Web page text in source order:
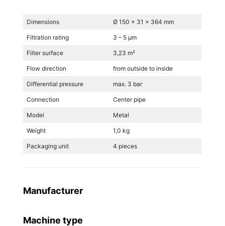
Dimensions Ø 150 x 31 x 364 mm
Filtration rating 3 – 5 µm
Filter surface 3,23 m²
Flow direction from outside to inside
Differential pressure max. 3 bar
Connection Center pipe
Model Metal
Weight 1,0 kg
Packaging unit 4 pieces
Manufacturer
Machine type